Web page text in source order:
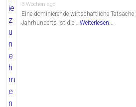
3 Wochen ago
Eine dominierende wirtschaftliche Tatsache
Jahrhunderts ist die …Weiterlesen...